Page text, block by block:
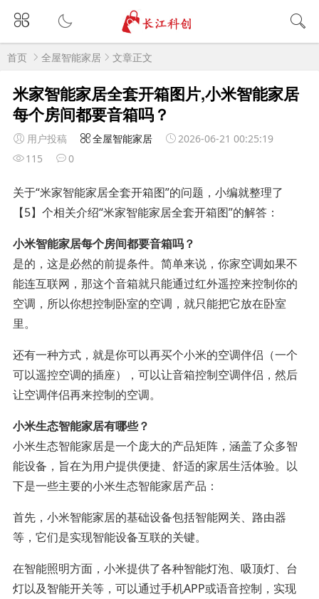
首页 全屋智能家居 文章正文
米家智能家居全套开箱图片,小米智能家居
每个房间都要音箱吗？
用户投稿 全屋智能家居
2026-06-21 00:25:19
115
0
关于“米家智能家居全套开箱图”的问题，小编就整理了
【5】个相关介绍“米家智能家居全套开箱图”的解答：
小米智能家居每个房间都要音箱吗？
是的，这是必然的前提条件。简单来说，你家空调如果不
能连互联网，那这个音箱就只能通过红外遥控来控制你的
空调，所以你想控制卧室的空调，就只能把它放在卧室
里。
还有一种方式，就是你可以再买个小米的空调伴侣（一个
可以遥控空调的插座），可以让音箱控制空调伴侣，然后
让空调伴侣再来控制的空调。
小米生态智能家居有哪些？
小米生态智能家居是一个庞大的产品矩阵，涵盖了众多智
能设备，旨在为用户提供便捷、舒适的家居生活体验。以
下是一些主要的小米生态智能家居产品：
首先，小米智能家居的基础设备包括智能网关、路由器
等，它们是实现智能设备互联的关键。
在智能照明方面，小米提供了各种智能灯泡、吸顶灯、台
灯以及智能开关等，可以通过手机APP或语音控制，实现